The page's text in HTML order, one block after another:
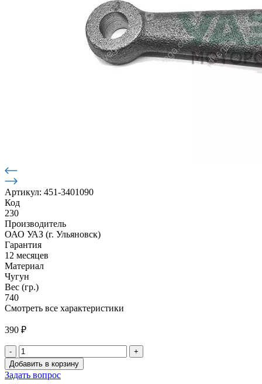
Артикул: 451-3401090
Код
230
Производитель
ОАО УАЗ (г. Ульяновск)
Гарантия
12 месяцев
Материал
Чугун
Вес (гр.)
740
Смотреть все характеристики
390 ₽
- +
Количество
товара
Добавить в корзину
Задать вопрос